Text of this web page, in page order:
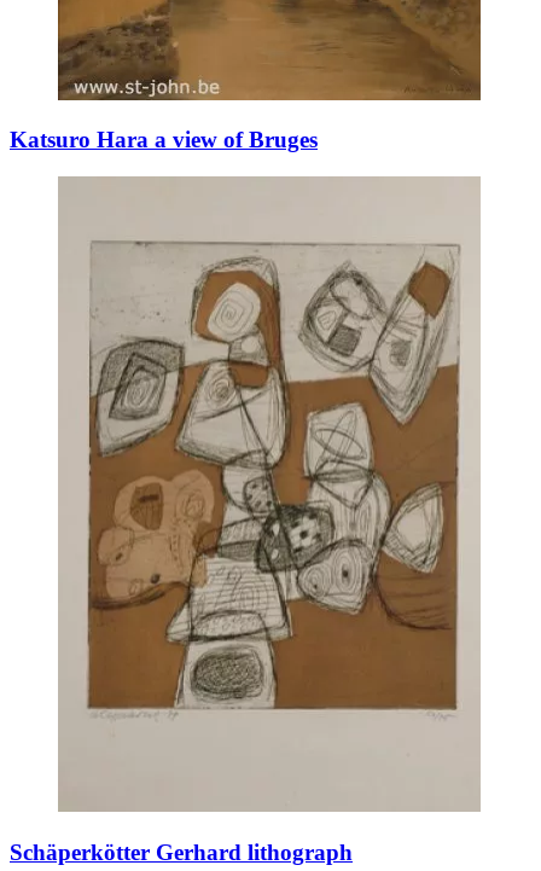
Katsuro Hara a view of Bruges
Schäperkötter Gerhard lithograph